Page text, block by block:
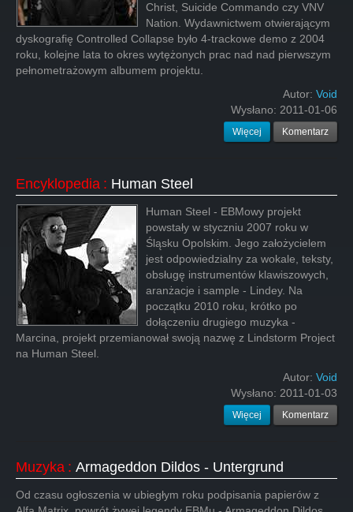
Christ, Suicide Commando czy VNV
Nation. Wydawnictwem otwierającym
dyskografię Controlled Collapse było 4-trackowe demo z 2004
roku, kolejne lata to okres wytężonych prac nad nad pierwszym
pełnometrażowym albumem projektu.
Autor: Void
Wysłano: 2011-01-06
Więcej Komentarz
Encyklopedia : Human Steel
Human Steel - EBMowy projekt
powstały w styczniu 2007 roku w
Śląsku Opolskim. Jego założycielem
jest odpowiedzialny za wokale, teksty,
obsługę instrumentów klawiszowych,
aranżacje i sample - Lindey. Na
początku 2010 roku, krótko po
dołączeniu drugiego muzyka -
Marcina, projekt przemianował swoją nazwę z Lindstorm Project
na Human Steel.
Autor: Void
Wysłano: 2011-01-03
Więcej Komentarz
Muzyka : Armageddon Dildos - Untergrund
Od czasu ogłoszenia w ubiegłym roku podpisania papierów z